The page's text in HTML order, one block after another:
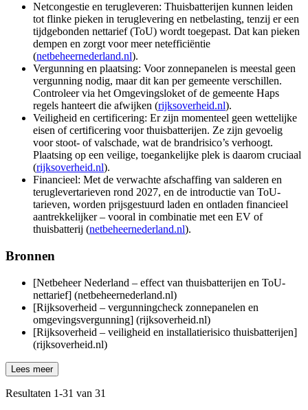
Netcongestie en terugleveren: Thuisbatterijen kunnen leiden
tot flinke pieken in teruglevering en netbelasting, tenzij er een
tijdgebonden nettarief (ToU) wordt toegepast. Dat kan pieken
dempen en zorgt voor meer netefficiëntie
(netbeheernederland.nl).
Vergunning en plaatsing: Voor zonnepanelen is meestal geen
vergunning nodig, maar dit kan per gemeente verschillen.
Controleer via het Omgevingsloket of de gemeente Haps
regels hanteert die afwijken (rijksoverheid.nl).
Veiligheid en certificering: Er zijn momenteel geen wettelijke
eisen of certificering voor thuisbatterijen. Ze zijn gevoelig
voor stoot- of valschade, wat de brandrisico’s verhoogt.
Plaatsing op een veilige, toegankelijke plek is daarom cruciaal
(rijksoverheid.nl).
Financieel: Met de verwachte afschaffing van salderen en
teruglevertarieven rond 2027, en de introductie van ToU-
tarieven, worden prijsgestuurd laden en ontladen financieel
aantrekkelijker – vooral in combinatie met een EV of
thuisbatterij (netbeheernederland.nl).
Bronnen
[Netbeheer Nederland – effect van thuisbatterijen en ToU-
nettarief] (netbeheernederland.nl)
[Rijksoverheid – vergunningcheck zonnepanelen en
omgevingsvergunning] (rijksoverheid.nl)
[Rijksoverheid – veiligheid en installatierisico thuisbatterijen]
(rijksoverheid.nl)
Lees meer
Resultaten 1-31 van 31